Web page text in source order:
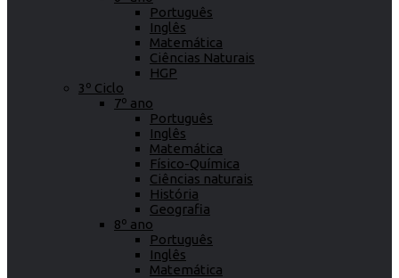
Português
Inglês
Matemática
Ciências Naturais
HGP
3º Ciclo
7º ano
Português
Inglês
Matemática
Físico-Química
Ciências naturais
História
Geografia
8º ano
Português
Inglês
Matemática